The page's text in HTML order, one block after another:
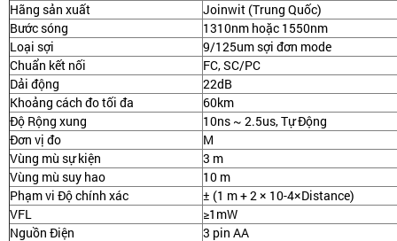
Hãng sản xuất
Joinwit (Trung Quốc)
Bước sóng
1310nm hoặc 1550nm
Loại sợi
9/125um sợi đơn mode
Chuẩn kết nối
FC, SC/PC
Dải động
22dB
Khoảng cách đo tối đa
60km
Độ Rộng xung
10ns ~ 2.5us, Tự Động
Đơn vị đo
M
Vùng mù sự kiện
3 m
Vùng mù suy hao
10 m
Phạm vi Độ chính xác
± (1 m + 2 × 10-4×Distance)
VFL
≥1mW
Nguồn Điện
3 pin AA